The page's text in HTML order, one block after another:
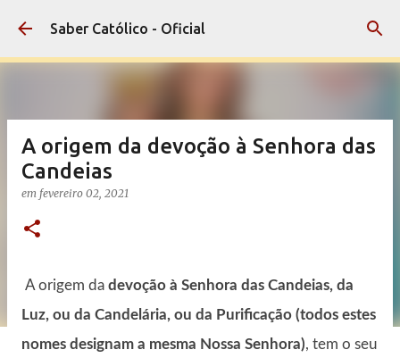
Pular para o conteúdo principal
Saber Católico - Oficial
A origem da devoção à Senhora das
Candeias
em fevereiro 02, 2021
A origem da devoção à Senhora das Candeias, da
Luz, ou da Candelária, ou da Purificação (todos estes
nomes designam a mesma Nossa Senhora), tem o seu